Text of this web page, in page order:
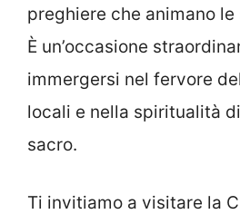
preghiere che animano
È un’occasione
immergersi nel fervore
locali e nella spiritualità
sacro.
Ti invitiamo a visitare la